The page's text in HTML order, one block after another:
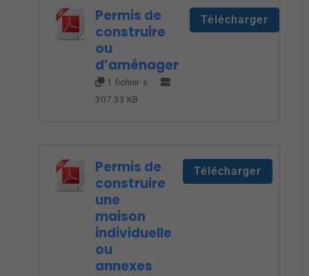
Permis de
construire
ou
d’aménager
1 fichier·s
307.33 KB
Télécharger
Permis de
construire
une
maison
individuelle
ou
annexes
Télécharger